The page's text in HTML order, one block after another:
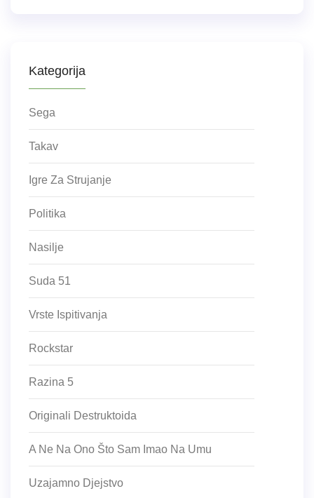
Kategorija
Sega
Takav
Igre Za Strujanje
Politika
Nasilje
Suda 51
Vrste Ispitivanja
Rockstar
Razina 5
Originali Destruktoida
A Ne Na Ono Što Sam Imao Na Umu
Uzajamno Djejstvo